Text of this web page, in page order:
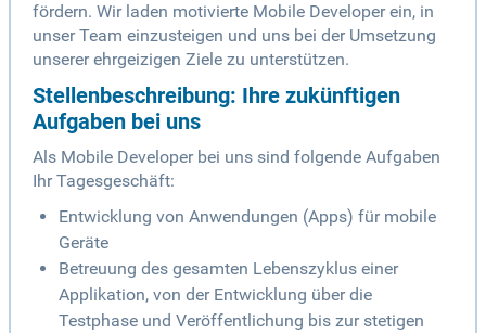
fördern. Wir laden motivierte Mobile Developer ein, in
unser Team einzusteigen und uns bei der Umsetzung
unserer ehrgeizigen Ziele zu unterstützen.
Stellenbeschreibung: Ihre zukünftigen
Aufgaben bei uns
Als Mobile Developer bei uns sind folgende Aufgaben
Ihr Tagesgeschäft:
Entwicklung von Anwendungen (Apps) für mobile
Geräte
Betreuung des gesamten Lebenszyklus einer
Applikation, von der Entwicklung über die
Testphase und Veröffentlichung bis zur stetigen